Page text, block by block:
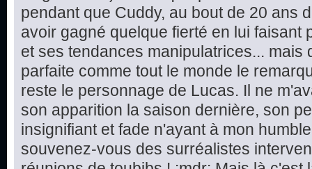
pendant que Cuddy, au bout de 20 ans
avoir gagné quelque fierté en lui faisant
et ses tendances manipulatrices... mais
parfaite comme tout le monde le
reste le personnage de Lucas. Il ne
son apparition la saison dernière, son
insignifiant et fade n'ayant à mon
souvenez-vous des surréalistes